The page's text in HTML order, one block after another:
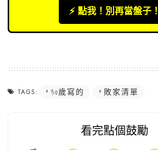
⚡️ 點我！別再當盤子！
TAGS: 30歲寫的 敗家清單
看完點個鼓勵